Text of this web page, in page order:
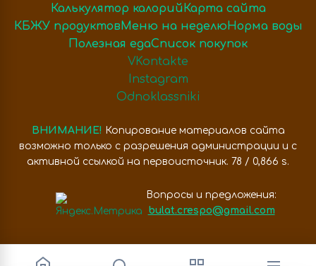
Калькулятор калорий Карта сайта
КБЖУ продуктов Меню на неделю Норма воды
Полезная едаСписок покупок
VKontakte
Instagram
Odnoklassniki
ВНИМАНИЕ! Копирование материалов сайта
возможно только с разрешения администрации и с
активной ссылкой на первоисточник. 78 / 0,866 s.
Вопросы и предложения:
bulat.crespo@gmail.com